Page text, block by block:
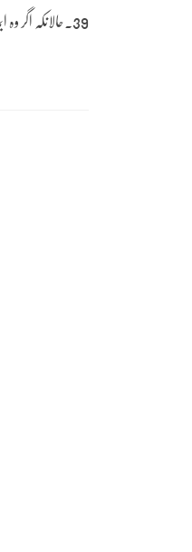
39۔حالانکہ اگر وہ ایمان باللہ کے ساتھ اپنا مال رضائے رب کے لیے خرچ کرتے تو اس میں ان کا کوئی نقصان نہ تھا۔